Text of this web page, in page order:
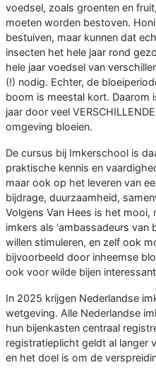
voedsel, zoals groenten en
moeten worden bestoven.
bestuiven, maar kunnen dat
insecten het hele jaar rond
hele jaar voedsel van
(!) nodig. Echter, de
boom is meestal kort. Daarom
jaar door veel
omgeving bloeien.
De cursus bij Imkerschool is
praktische kennis en
maar ook op het leveren van
bijdrage, duurzaamheid,
Volgens Van Hees is het
imkers als ‘ambassadeurs van
willen stimuleren, en zelf ook
bijvoorbeeld door inheemse
ook voor wilde bijen
In 2025 krijgen Nederlandse
wetgeving. Alle Nederlandse
hun bijenkasten centraal
registratieplicht geldt al langer
en het doel is om de